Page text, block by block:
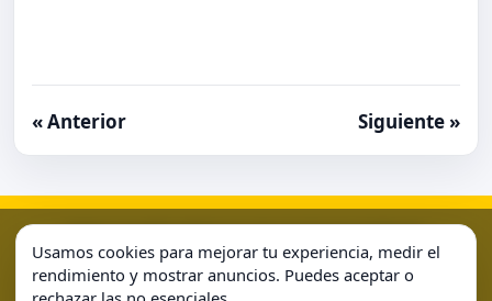
« Anterior Siguiente »
Política de CookiesPolítica de PrivacidadSample Page
Usamos cookies para mejorar tu experiencia, medir el
rendimiento y mostrar anuncios. Puedes aceptar o